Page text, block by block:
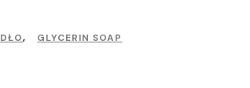
,
GLYCERIN SOAP